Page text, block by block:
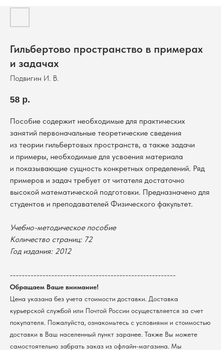
Гильбертово пространство в примерах
и задачах
Подвигин И. В.
58 р.
Пособие содержит необходимые для практических
занятий первоначальные теоретические сведения
из теории гильбертовых пространств, а также задачи
и примеры, необходимые для усвоения материала
и показывающие сущность конкретных определений. Ряд
примеров и задач требует от читателя достаточно
высокой математической подготовки. Предназначено для
студентов и преподавателей Физического факультет.
Учебно-методическое пособие
Количество страниц: 72
Год издания: 2012
--------------------------------------------------------
Обращаем Ваше внимание!
Цена указана без учета стоимости доставки. Доставка
курьерской службой или Почтой России осуществляется за счет
покупателя. Пожалуйста, ознакомьтесь с условиями и стоимостью
доставки в Ваш населенный пункт заранее. Также Вы можете
самостоятельно забрать заказ из офлайн-магазина. Мы
Возврат
Контакты
Мерч НГУ
ИНН 5408106490
КПП 540801001